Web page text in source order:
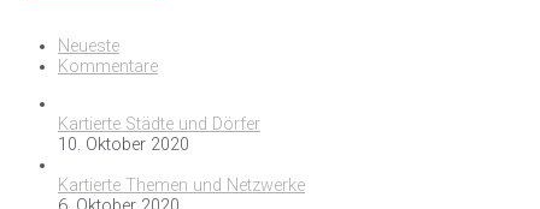
Neueste
Kommentare
Kartierte Städte und Dörfer
10. Oktober 2020
Kartierte Themen und Netzwerke